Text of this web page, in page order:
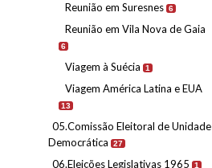
Reunião em Suresnes 6
Reunião em Vila Nova de Gaia
6
Viagem à Suécia 1
Viagem América Latina e EUA
13
05.Comissão Eleitoral de Unidade
Democrática
27
06.Eleições Legislativas 1965 1